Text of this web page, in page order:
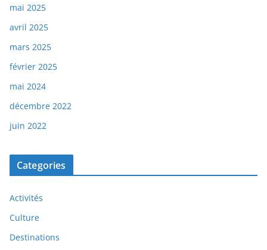
mai 2025
avril 2025
mars 2025
février 2025
mai 2024
décembre 2022
juin 2022
Categories
Activités
Culture
Destinations